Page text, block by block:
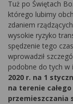
Tuż po Świętach
którego lubimy
zdaniem
wysokie ryzyko
spędzenie tego
wprowadził
podobne do tych w
2020 r. na 1
na terenie
przemieszczania